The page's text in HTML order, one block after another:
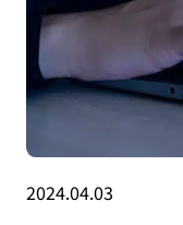
2024.04.03